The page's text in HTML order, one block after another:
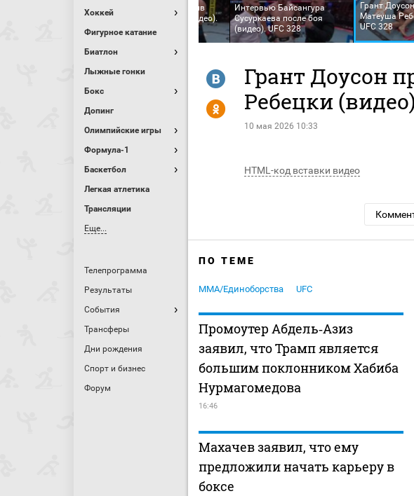
Хоккей
Фигурное катание
Биатлон
Лыжные гонки
Бокс
Допинг
Олимпийские игры
Формула-1
Баскетбол
Легкая атлетика
Трансляции
Еще...
Телепрограмма
Результаты
События
Трансферы
Дни рождения
Спорт и бизнес
Форум
Брэди против Хоакина
Хамзат Чимаев против
Шона Стрикланда (видео).
UFC 328
Интервью Байсангура
Сусуркаева после боя
(видео). UFC 328
Грант
Матеуша
UFC 328
Грант Доусон
Ребецки
10 мая 2026 10:33
R
Y
HTML-код вставки видео
ПО ТЕМЕ
MMA/Единоборства UFC
Промоутер Абдель‑Азиз
заявил, что Трамп является
большим поклонником Хабиба
Нурмагомедова
16:46
Махачев заявил, что ему
предложили начать карьеру в
боксе